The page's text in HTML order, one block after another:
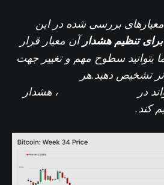
معیار‌های بررسی شده در این
برای تنظیم هشدارآن معیار قرار
بتوانید سطوح مهم و تغییر جهت
تشخیص دهید.هر
، هشدار
کند.